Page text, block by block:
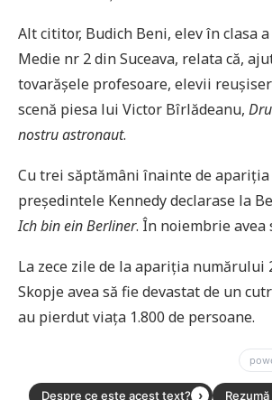
Alt cititor, Budich Beni, elev în clasa a
Medie nr 2 din Suceava, relata că,
tovarășele profesoare, elevii
scenă piesa lui Victor Bîrlădeanu,
nostru astronaut.
Cu trei săptămâni înainte de
președintele Kennedy declarase la
Ich bin ein Berliner. În noiembrie avea
La zece zile de la apariția numărului
Skopje avea să fie devastat de un
au pierdut viața 1.800 de persoane.